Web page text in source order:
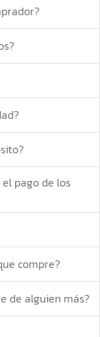
pago de los
compre?
de alguien más?